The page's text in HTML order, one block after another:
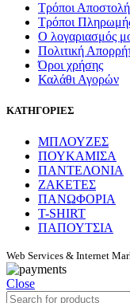
Τρόποι
Τρόποι
Ο λογαριασμός
Πολιτική
Όροι χρήσης
Καλάθι Αγορών
ΚΑΤΗΓΟΡΙΕΣ
ΜΠΛΟΥΖΕΣ
ΠΟΥΚΑΜΙΣΑ
ΠΑΝΤΕΛΟΝΙΑ
ΖΑΚΕΤΕΣ
ΠΑΝΩΦΟΡΙΑ
T-SHIRT
ΠΑΠΟΥΤΣΙΑ
Web Services & Internet
Close